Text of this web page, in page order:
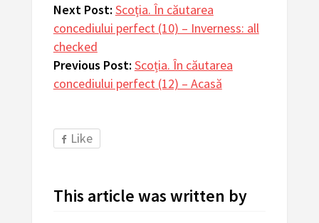
Next Post: Scoția. În căutarea
concediului perfect (10) – Inverness: all
checked
Previous Post: Scoția. În căutarea
concediului perfect (12) – Acasă
Like
This article was written by